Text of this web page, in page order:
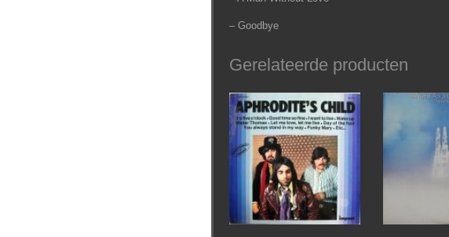
– Goodbye
Gerelateerde producten